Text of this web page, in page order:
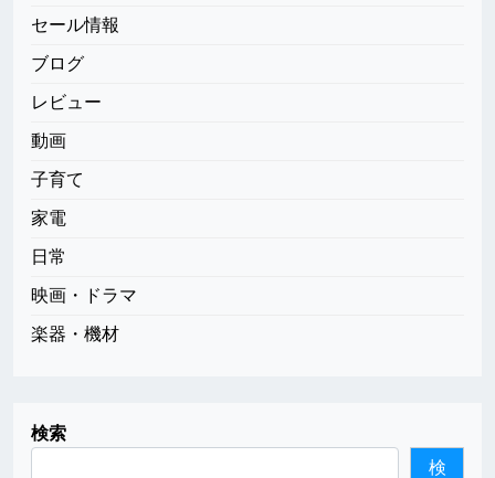
セール情報
ブログ
レビュー
動画
子育て
家電
日常
映画・ドラマ
楽器・機材
検索
検